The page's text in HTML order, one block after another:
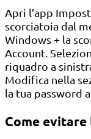
Apri l’app
scorciatoia dal
Windows + la
Account.
riquadro a
Modifica nella
la tua password
Come evitare